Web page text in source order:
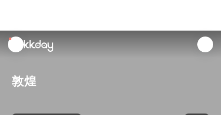
unread
notifications
敦煌